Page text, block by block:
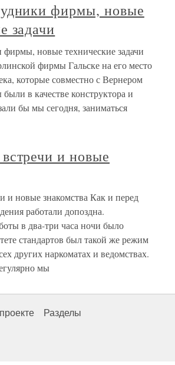
фирмы, новые
задачи
новые технические задачи
фирмы Гальске на его место
которые совместно с Вернером
в качестве конструктора и
бы мы сегодня, заниматься
и новые
и новые знакомства Как и перед
работали допоздна.
в два-три часа ночи было
стандартов был такой же режим
других наркоматах и ведомствах.
мы
Разделы